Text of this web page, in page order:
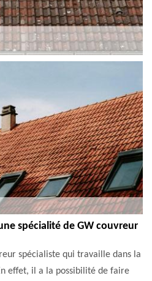
spécialité de GW couvreur
spécialiste qui travaille dans la
effet, il a la possibilité de faire